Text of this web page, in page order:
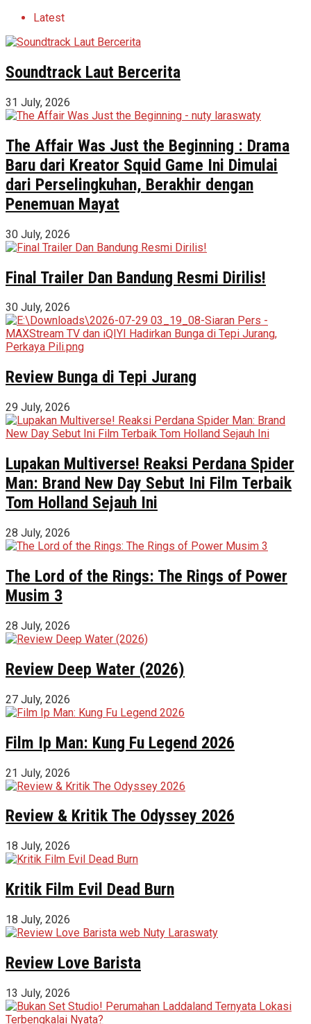
Latest
Soundtrack Laut Bercerita
31 July, 2026
The Affair Was Just the Beginning : Drama
Baru dari Kreator Squid Game Ini Dimulai
dari Perselingkuhan, Berakhir dengan
Penemuan Mayat
30 July, 2026
Final Trailer Dan Bandung Resmi Dirilis!
30 July, 2026
Review Bunga di Tepi Jurang
29 July, 2026
Lupakan Multiverse! Reaksi Perdana Spider
Man: Brand New Day Sebut Ini Film Terbaik
Tom Holland Sejauh Ini
28 July, 2026
The Lord of the Rings: The Rings of Power
Musim 3
28 July, 2026
Review Deep Water (2026)
27 July, 2026
Film Ip Man: Kung Fu Legend 2026
21 July, 2026
Review & Kritik The Odyssey 2026
18 July, 2026
Kritik Film Evil Dead Burn
18 July, 2026
Review Love Barista
13 July, 2026